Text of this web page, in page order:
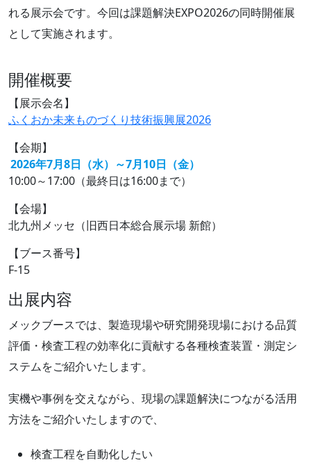
れる展示会です。今回は課題解決EXPO2026の同時開催展
として実施されます。
開催概要
【展示会名】
ふくおか未来ものづくり技術振興展2026
【会期】
2026年7月8日（水）～7月10日（金）
10:00～17:00（最終日は16:00まで）
【会場】
北九州メッセ（旧西日本総合展示場 新館）
【ブース番号】
F-15
出展内容
メックブースでは、製造現場や研究開発現場における品質
評価・検査工程の効率化に貢献する各種検査装置・測定シ
ステムをご紹介いたします。
実機や事例を交えながら、現場の課題解決につながる活用
方法をご紹介いたしますので、
検査工程を自動化したい